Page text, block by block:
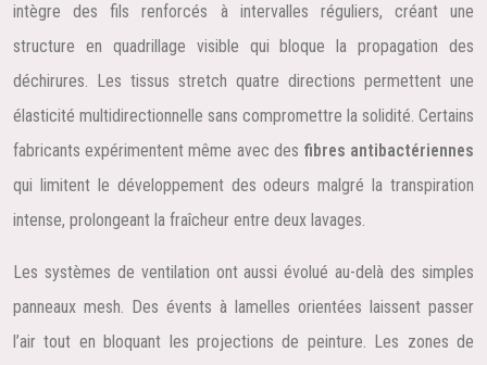
intègre des fils renforcés à intervalles réguliers, créant une
structure en quadrillage visible qui bloque la propagation des
déchirures. Les tissus stretch quatre directions permettent une
élasticité multidirectionnelle sans compromettre la solidité. Certains
fabricants expérimentent même avec des fibres antibactériennes
qui limitent le développement des odeurs malgré la transpiration
intense, prolongeant la fraîcheur entre deux lavages.
Les systèmes de ventilation ont aussi évolué au-delà des simples
panneaux mesh. Des évents à lamelles orientées laissent passer
l’air tout en bloquant les projections de peinture. Les zones de